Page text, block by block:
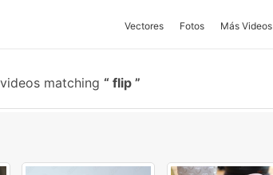
Vectores Fotos Más Videos
matching flip